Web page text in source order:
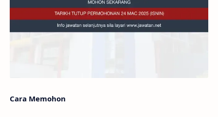
Cara Memohon